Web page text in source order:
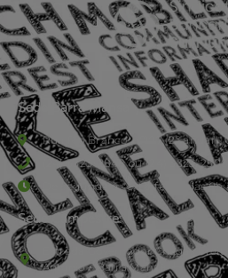
Sede Barra Mansa
Rua Rio Branco, nº107 (2º
(24) 3323-2848 ou (24) 3323-2500
De segunda à sexta-feira , das 9h
Sede Campestre:
Estrada Governador Chagas
Antônio – Barra Mansa